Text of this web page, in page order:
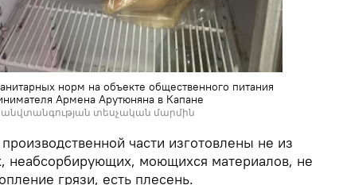
норм на объекте общественного питания
Армена Арутюняна в Капане
տեսչական մարմին
части изготовлены не из
неабсорбирующих, моющихся материалов, не
грязи, есть плесень.